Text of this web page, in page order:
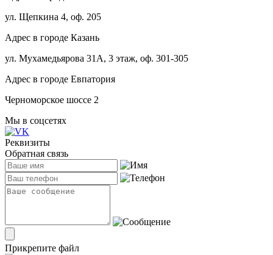
ул. Щепкина 4, оф. 205
Адрес в городе Казань
ул. Мухамедьярова 31А, 3 этаж, оф. 301-305
Адрес в городе Евпатория
Черноморское шоссе 2
Мы в соцсетях
Реквизиты
Обратная связь
Прикрепите файл